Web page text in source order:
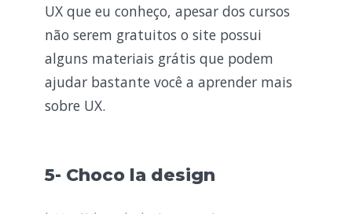
UX que eu conheço, apesar dos cursos
não serem gratuitos o site possui
alguns materiais grátis que podem
ajudar bastante você a aprender mais
sobre UX.
5- Choco la design